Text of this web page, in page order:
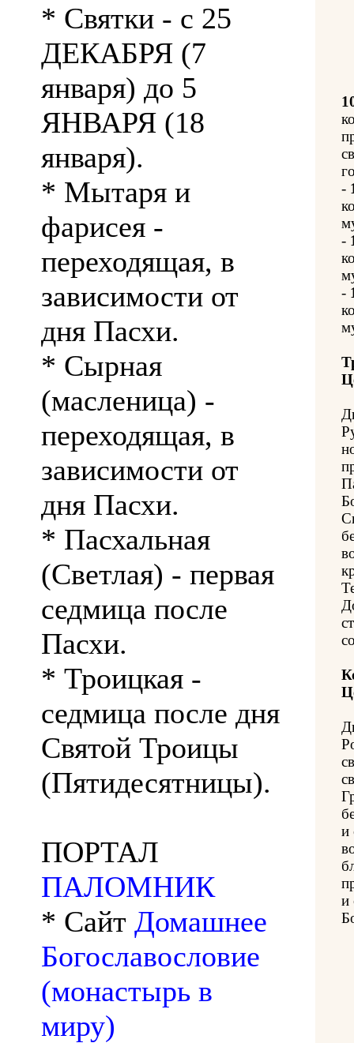
* Святки - с 25
ДЕКАБРЯ (7
января) до 5
ЯНВАРЯ (18
января).
* Мытаря и
фарисея -
переходящая, в
зависимости от
дня Пасхи.
* Сырная
(масленица) -
переходящая, в
зависимости от
дня Пасхи.
* Пасхальная
(Светлая) - первая
седмица после
Пасхи.
* Троицкая -
седмица после дня
Святой Троицы
(Пятидесятницы).
ПОРТАЛ
ПАЛОМНИК
* Сайт Домашнее
Богославословие
(монастырь в
миру)
-
-
-
и
и